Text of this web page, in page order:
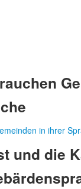
in ihrer
und die